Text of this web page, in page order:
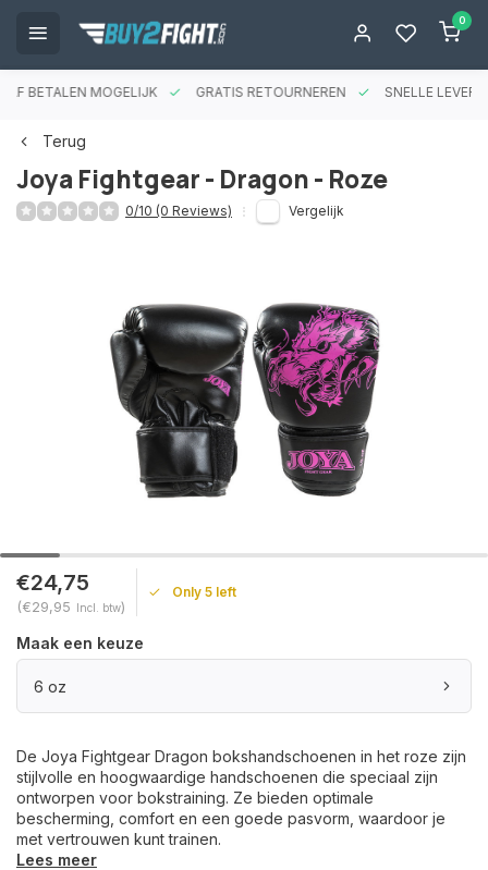
0
BETALEN MOGELIJK GRATIS RETOURNEREN SNELLE
Terug
Joya Fightgear - Dragon - Roze
0/10 (0 Reviews) Vergelijk
€24,75
(€29,95 Incl. btw)
Only 5 left
Maak een keuze
6 oz
De Joya Fightgear Dragon bokshandschoenen in het roze zijn
stijlvolle en hoogwaardige handschoenen die speciaal zijn
ontworpen voor bokstraining. Ze bieden optimale
bescherming, comfort en een goede pasvorm, waardoor je
met vertrouwen kunt trainen.
Lees meer